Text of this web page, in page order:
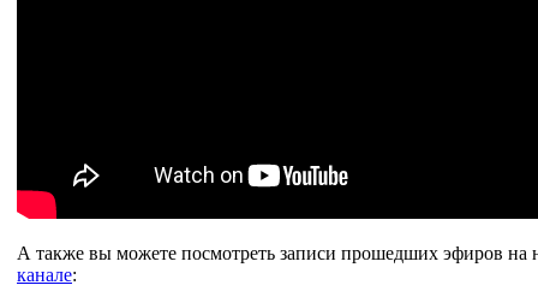
А также вы можете посмотреть записи прошедших эфиров
канале: